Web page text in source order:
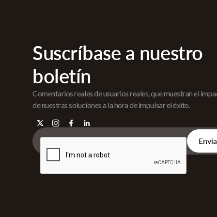
Suscríbase a nuestro
boletín
Comentarios reales de usuarios reales, que muestran el
de nuestras soluciones a la hora de impulsar el éxito.